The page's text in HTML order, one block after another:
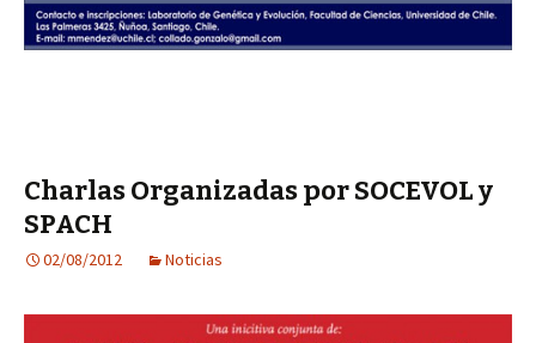
Charlas Organizadas por SOCEVOL y
SPACH
02/08/2012 Noticias